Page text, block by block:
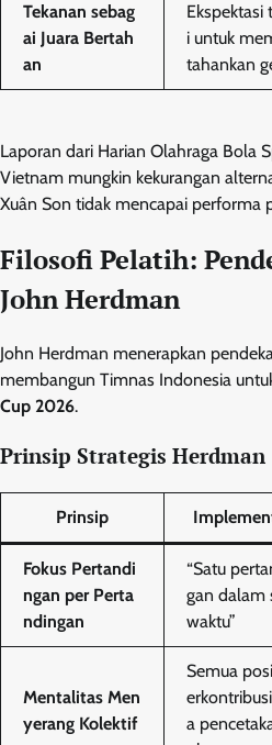
Tekanan sebag
ai Juara Bertah
an
Ekspektasi
i untuk
tahankan
Laporan dari Harian Olahraga Bola
Vietnam mungkin kekurangan
Xuân Son tidak mencapai performa
Filosofi Pelatih:
John Herdman
John Herdman menerapkan
membangun Timnas Indonesia
Cup 2026.
Prinsip Strategis Herdman
Prinsip
Fokus Pertandi
ngan per Perta
ndingan
“Satu
gan dalam
waktu”
Mentalitas Men
yerang Kolektif
Semua
a